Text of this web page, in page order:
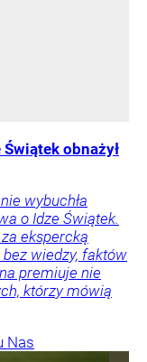
obnażył
wybuchła
o Idze Świątek.
ekspercką
wiedzy, faktów
premiuje nie
którzy mówią
Nas